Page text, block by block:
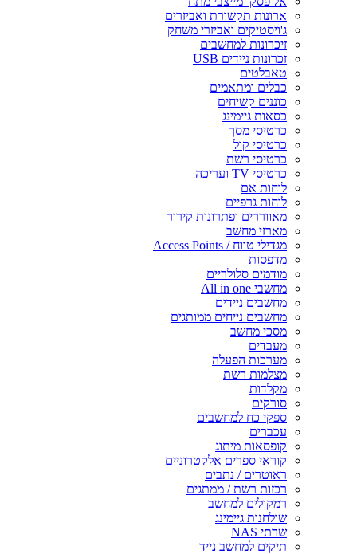
ארונות תקשורת ואביזרים
ג'ויסטיקים ואביזרי משחק
זיכרונות למחשבים
זכרונות ניידים USB
טאבלטים
כבלים ומתאמים
כוננים קשיחים
כסאות גיימינג
כרטיסי מסך
כרטיסי קול
כרטיסי רשת
כרטיסי TV ועריכה
לוחות אם
לוחות גרפיים
מאווררים ופתרונות קירור
מארזי מחשב
מגדילי טווח / Access Points
מדפסות
מודמים סלולריים
מחשבי All in one
מחשבים ניידים
מחשבים נייחים ממותגים
מסכי מחשב
מעבדים
מערכות הפעלה
מצלמות רשת
מקלדות
סורקים
ספקי כח למחשבים
עכברים
קופסאות מיתוג
קוראי ספרים אלקטרוניים
ראוטרים / נתבים
רכזות רשת / ממתגים
רמקולים למחשב
שולחנות גיימינג
שרתי NAS
תיקים למחשב נייד